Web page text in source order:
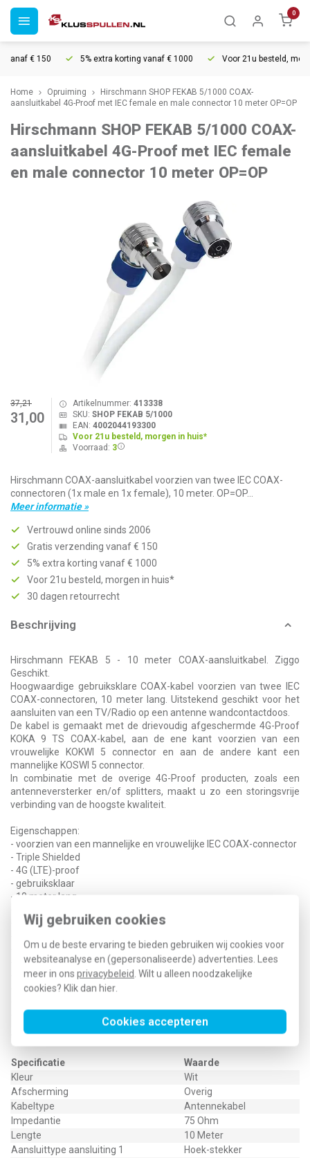
Wij gebruiken cookies
Om u de beste ervaring te bieden gebruiken wij cookies voor
websiteanalyse en (gepersonaliseerde) advertenties. Lees
meer in ons privacybeleid . Wilt u alleen noodzakelijke
cookies? Klik dan hier
Cookies accepteren
0
€ 150 5% extra korting vanaf € 1000 Voor 21u besteld,
Home Opruiming
Hirschmann SHOP FEKAB 5/1000 COAX-
aansluitkabel 4G-Proof met IEC female en male connector 10 meter OP=OP
Hirschmann SHOP FEKAB 5/1000 COAX-
aansluitkabel 4G-Proof met IEC female
en male connector 10 meter OP=OP
37,21
31,00
Artikelnummer: 413338
SKU: SHOP FEKAB 5/1000
EAN: 4002044193300
Voor 21u besteld, morgen in huis*
Voorraad: 3
Hirschmann COAX-aansluitkabel voorzien van twee IEC COAX-
connectoren (1x male en 1x female), 10 meter. OP=OP...
Meer informatie »
Vertrouwd online sinds 2006
Gratis verzending vanaf € 150
5% extra korting vanaf € 1000
Voor 21u besteld, morgen in huis*
30 dagen retourrecht
Beschrijving
Hirschmann FEKAB 5 - 10 meter COAX-aansluitkabel. Ziggo
Geschikt.
Hoogwaardige gebruiksklare COAX-kabel voorzien van twee IEC
COAX-connectoren, 10 meter lang. Uitstekend geschikt voor het
aansluiten van een TV/Radio op een antenne wandcontactdoos.
De kabel is gemaakt met de drievoudig afgeschermde 4G-Proof
KOKA 9 TS COAX-kabel, aan de ene kant voorzien van een
vrouwelijke KOKWI 5 connector en aan de andere kant een
mannelijke KOSWI 5 connector.
In combinatie met de overige 4G-Proof producten, zoals een
antenneversterker en/of splitters, maakt u zo een storingsvrije
verbinding van de hoogste kwaliteit.
Eigenschappen:
- voorzien van een mannelijke en vrouwelijke IEC COAX-connector
- Triple Shielded
- 4G (LTE)-proof
- gebruiksklaar
- 10 meter lang
- zeer kleine buigradius van 7 cm, dus overal toepasbaar
- 3D ready
- witte kabel, blauw/witte connectoren
- 75 Ohm impedantie
- buitendiameter 7 mm
- voor gebruik binnenshuis
Specificatie
Waarde
Kleur
Wit
Afscherming
Overig
Kabeltype
Antennekabel
Impedantie
75 Ohm
Lengte
10 Meter
Aansluittype aansluiting 1
Hoek-stekker